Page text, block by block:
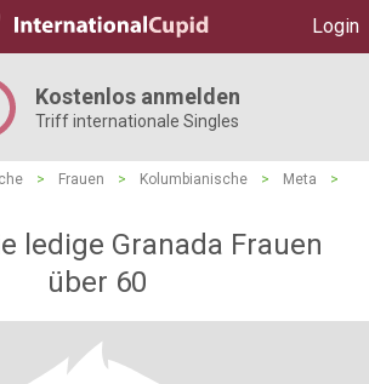
Login
Kostenlos anmelden
Triff internationale Singles
> Frauen > Kolumbianische > Meta
>
ledige Granada Frauen
über 60